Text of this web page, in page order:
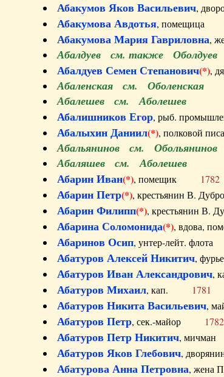
Абакумов Яков Васильевич,
Абакумова Авдотья, помещица
Абакумова Мария Гавриловна,
Абалдуев см. также Оболдуев
Абалдуев Семен Степанович(*),
Абаленская см. Оболенская
Абалешев см. Аболешев
Абалишников Егор, рыб.
Абалыхин Даниил(*), полковой
Абальянинов см. Обольянинов
Абаляшев см. Аболешев
Абарин Иван(*), помещик 1782
Абарин Петр(*), крестьянин В.
Абарин Филипп(*), крестьянин В.
Абарина Соломонида(*), вдова,
Абаринов Осип, унтер-лейт.
Абатуров Алексей Никитич,
Абатуров Иван Александрович,
Абатуров Михаил, кап. 1781
Абатуров Никита Васильевич,
Абатуров Петр, сек.-майор 1782
Абатуров Петр Никитич,
Абатуров Яков Глебович,
Абатурова Анна Петровна, жена